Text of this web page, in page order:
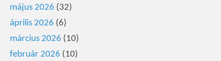
május 2026 (32)
április 2026 (6)
március 2026 (10)
február 2026 (10)